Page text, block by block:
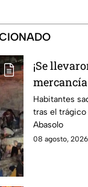
¡Se
carretera
Habitantes
tras el
Abasolo
08 agosto, 2026